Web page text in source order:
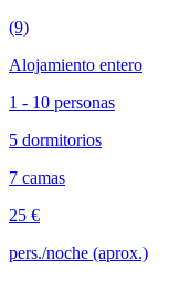
(9)
Alojamiento entero
1 - 10 personas
5 dormitorios
7 camas
25 €
pers./noche (aprox.)